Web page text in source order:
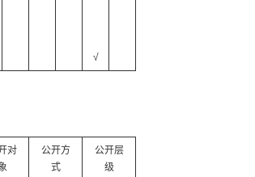
√
对
公开方
式
公开层
级